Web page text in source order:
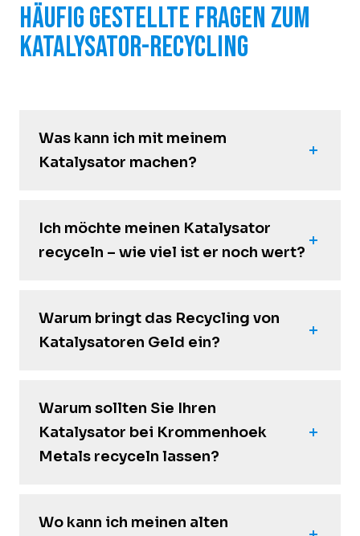
Häufig gestellte Fragen zum
Katalysator-Recycling
Was kann ich mit meinem
Katalysator machen?
Ich möchte meinen Katalysator
recyceln – wie viel ist er noch wert?
Warum bringt das Recycling von
Katalysatoren Geld ein?
Warum sollten Sie Ihren
Katalysator bei Krommenhoek
Metals recyceln lassen?
Wo kann ich meinen alten